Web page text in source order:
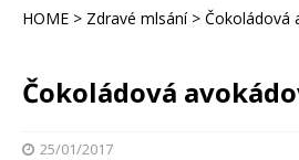
HOME > Zdravé mlsání> Čokoládová
Čokoládová
25/01/2017